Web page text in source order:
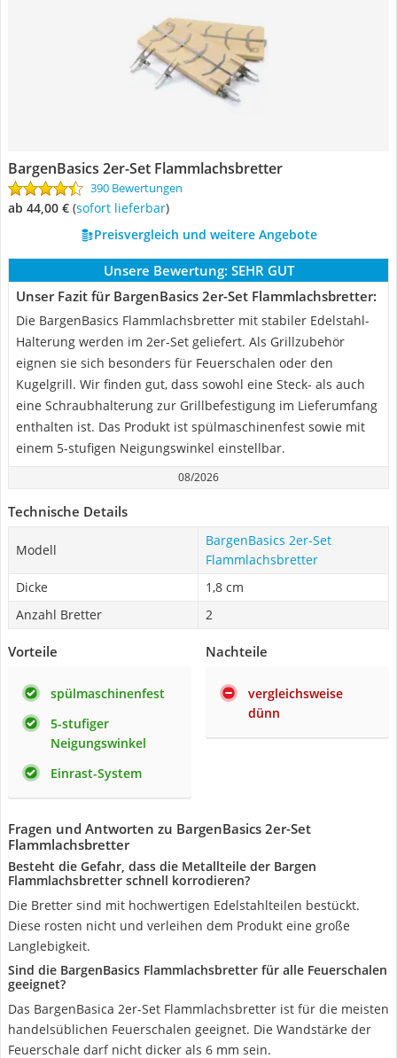
BargenBasics 2er-Set Flammlachsbretter
390 Bewertungen
ab 44,00 € ( Sofort lieferbar)
Preisvergleich und weitere Angebote
Unsere Bewertung: SEHR GUT
Unser Fazit für BargenBasics 2er-Set Flammlachsbretter:
Die BargenBasics Flammlachsbretter mit stabiler Edelstahl-
Halterung werden im 2er-Set geliefert. Als Grillzubehör
eignen sie sich besonders für Feuerschalen oder den
Kugelgrill. Wir finden gut, dass sowohl eine Steck- als auch
eine Schraubhalterung zur Grillbefestigung im Lieferumfang
enthalten ist. Das Produkt ist spülmaschinenfest sowie mit
einem 5-stufigen Neigungswinkel einstellbar.
08/2026
Technische Details
Modell
BargenBasics 2er-Set
Flammlachsbretter
Dicke
1,8 cm
Anzahl Bretter
2
Vorteile
spülmaschinenfest
5-stufiger
Neigungswinkel
Einrast-System
Nachteile
vergleichsweise
dünn
Fragen und Antworten zu BargenBasics 2er-Set
Flammlachsbretter
Besteht die Gefahr, dass die Metallteile der Bargen
Flammlachsbretter schnell korrodieren?
Die Bretter sind mit hochwertigen Edelstahlteilen bestückt.
Diese rosten nicht und verleihen dem Produkt eine große
Langlebigkeit.
Sind die BargenBasics Flammlachsbretter für alle Feuerschalen
geeignet?
Das BargenBasica 2er-Set Flammlachsbretter ist für die meisten
handelsüblichen Feuerschalen geeignet. Die Wandstärke der
Feuerschale darf nicht dicker als 6 mm sein.